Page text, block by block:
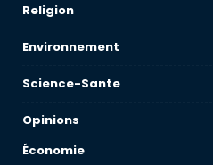
Religion
Environnement
Science-Sante
Opinions
Économie